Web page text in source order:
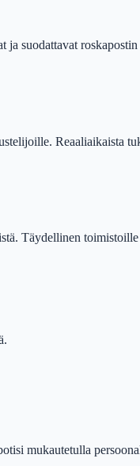
suodattavat
Reaaliaikaista
Täydellinen
mukautetulla